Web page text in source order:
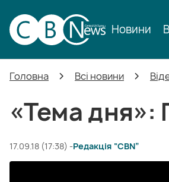
Новини
Головна Всі новини
«Тема
17.09.18 (17:38) -Редакція “CBN”